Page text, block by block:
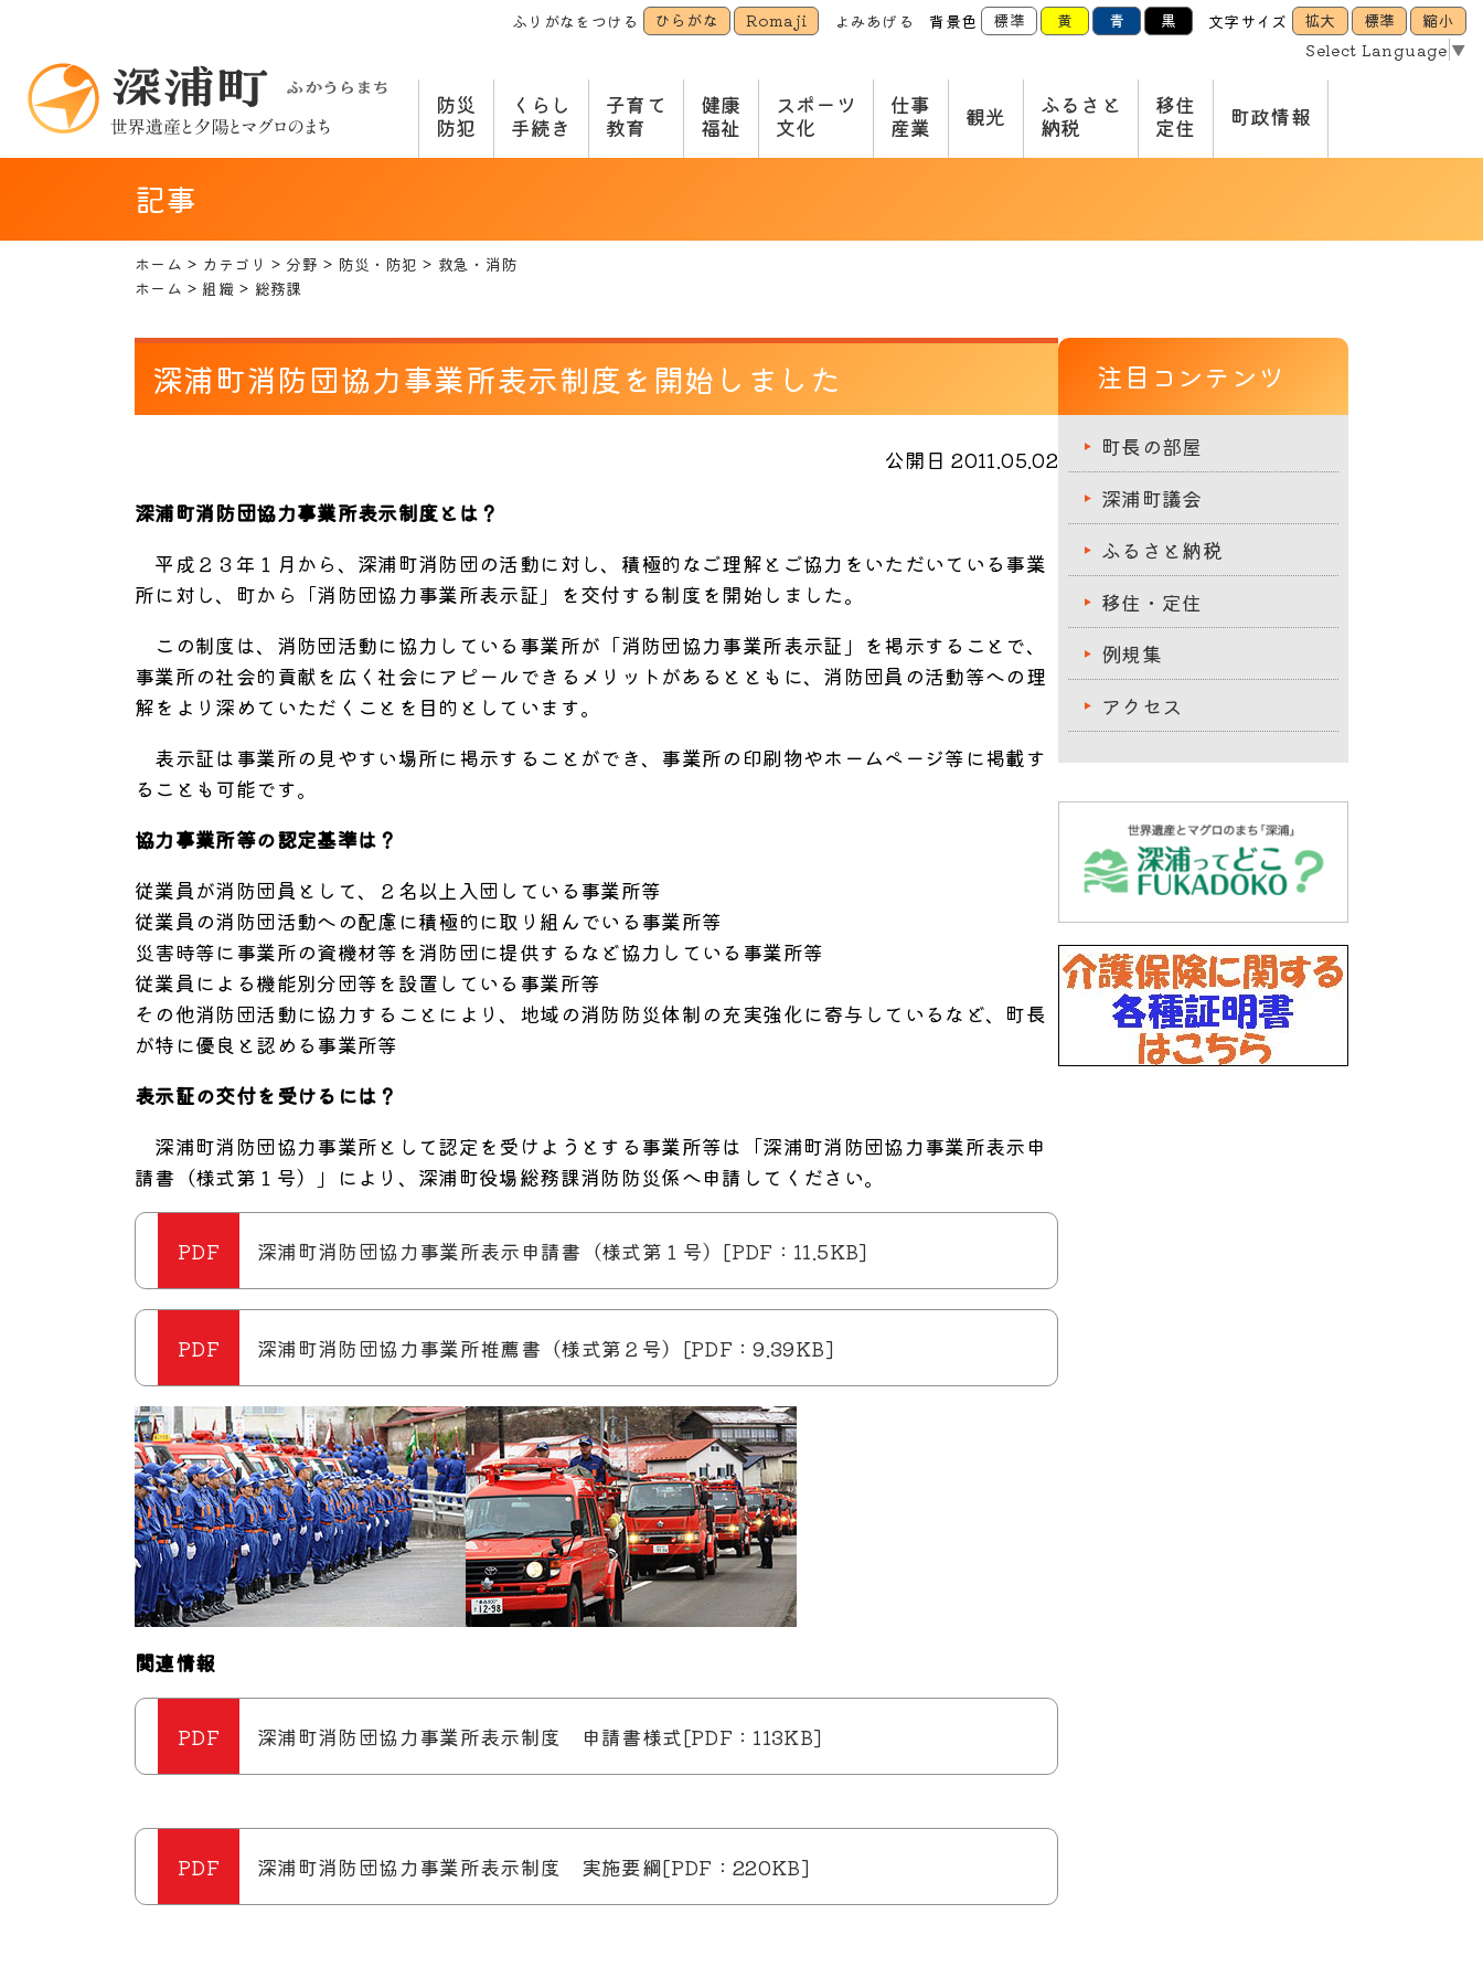
ふりがなをつける ひらがな Romaji よみあげる 背景色 標準 黄 青 黒 文字サイズ 拡大 標準
縮小
Select Language ▼
防災
防犯
くらし
手続き
子育て
教育
健康
福祉
スポーツ
文化
仕事
産業
観光
ふるさと
納税
移住
定住
町政情報
記事
ホーム カテゴリ 分野 防災・防犯
救急・消防
ホーム
組織 総務課
深浦町消防団協力事業所表示制度を開始しました
公開日 2011.05.02
深浦町消防団協力事業所表示制度とは？
平成２３年１月から、深浦町消防団の活動に対し、積極的なご理解とご協力をいただいている事業
所に対し、町から「消防団協力事業所表示証」を交付する制度を開始しました。
この制度は、消防団活動に協力している事業所が「消防団協力事業所表示証」を掲示することで、
事業所の社会的貢献を広く社会にアピールできるメリットがあるとともに、消防団員の活動等への理
解をより深めていただくことを目的としています。
表示証は事業所の見やすい場所に掲示することができ、事業所の印刷物やホームページ等に掲載す
ることも可能です。
協力事業所等の認定基準は？
従業員が消防団員として、２名以上入団している事業所等
従業員の消防団活動への配慮に積極的に取り組んでいる事業所等
災害時等に事業所の資機材等を消防団に提供するなど協力している事業所等
従業員による機能別分団等を設置している事業所等
その他消防団活動に協力することにより、地域の消防防災体制の充実強化に寄与しているなど、町長
が特に優良と認める事業所等
表示証の交付を受けるには？
深浦町消防団協力事業所として認定を受けようとする事業所等は「深浦町消防団協力事業所表示申
請書（様式第１号）」により、深浦町役場総務課消防防災係へ申請してください。
深浦町消防団協力事業所表示申請書（様式第１号）[PDF：11.5KB]
深浦町消防団協力事業所推薦書（様式第２号）[PDF：9.39KB]
関連情報
深浦町消防団協力事業所表示制度 申請書様式[PDF：113KB]
深浦町消防団協力事業所表示制度 実施要綱[PDF：220KB]
注目コンテンツ
町長の部屋
深浦町議会
ふるさと納税
移住・定住
例規集
アクセス